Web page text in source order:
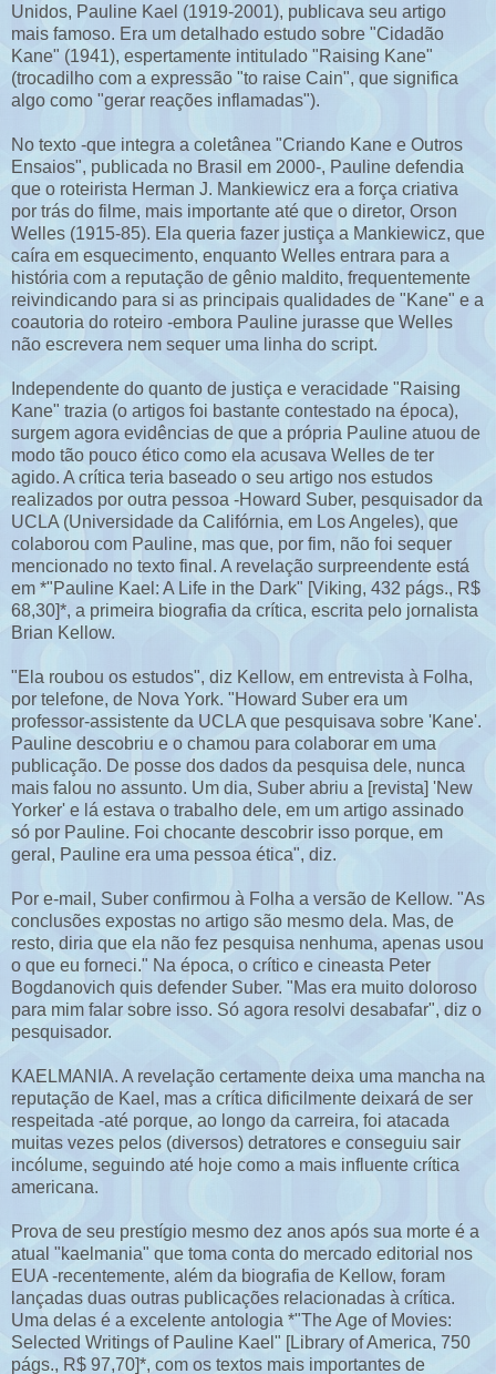
Unidos, Pauline Kael (1919-2001), publicava seu artigo
mais famoso. Era um detalhado estudo sobre "Cidadão
Kane" (1941), espertamente intitulado "Raising Kane"
(trocadilho com a expressão "to raise Cain", que significa
algo como "gerar reações inflamadas").
No texto -que integra a coletânea "Criando Kane e Outros
Ensaios", publicada no Brasil em 2000-, Pauline defendia
que o roteirista Herman J. Mankiewicz era a força criativa
por trás do filme, mais importante até que o diretor, Orson
Welles (1915-85). Ela queria fazer justiça a Mankiewicz, que
caíra em esquecimento, enquanto Welles entrara para a
história com a reputação de gênio maldito, frequentemente
reivindicando para si as principais qualidades de "Kane" e a
coautoria do roteiro -embora Pauline jurasse que Welles
não escrevera nem sequer uma linha do script.
Independente do quanto de justiça e veracidade "Raising
Kane" trazia (o artigos foi bastante contestado na época),
surgem agora evidências de que a própria Pauline atuou de
modo tão pouco ético como ela acusava Welles de ter
agido. A crítica teria baseado o seu artigo nos estudos
realizados por outra pessoa -Howard Suber, pesquisador da
UCLA (Universidade da Califórnia, em Los Angeles), que
colaborou com Pauline, mas que, por fim, não foi sequer
mencionado no texto final. A revelação surpreendente está
em *"Pauline Kael: A Life in the Dark" [Viking, 432 págs., R$
68,30]*, a primeira biografia da crítica, escrita pelo jornalista
Brian Kellow.
"Ela roubou os estudos", diz Kellow, em entrevista à Folha,
por telefone, de Nova York. "Howard Suber era um
professor-assistente da UCLA que pesquisava sobre 'Kane'.
Pauline descobriu e o chamou para colaborar em uma
publicação. De posse dos dados da pesquisa dele, nunca
mais falou no assunto. Um dia, Suber abriu a [revista] 'New
Yorker' e lá estava o trabalho dele, em um artigo assinado
só por Pauline. Foi chocante descobrir isso porque, em
geral, Pauline era uma pessoa ética", diz.
Por e-mail, Suber confirmou à Folha a versão de Kellow. "As
conclusões expostas no artigo são mesmo dela. Mas, de
resto, diria que ela não fez pesquisa nenhuma, apenas usou
o que eu forneci." Na época, o crítico e cineasta Peter
Bogdanovich quis defender Suber. "Mas era muito doloroso
para mim falar sobre isso. Só agora resolvi desabafar", diz o
pesquisador.
KAELMANIA. A revelação certamente deixa uma mancha na
reputação de Kael, mas a crítica dificilmente deixará de ser
respeitada -até porque, ao longo da carreira, foi atacada
muitas vezes pelos (diversos) detratores e conseguiu sair
incólume, seguindo até hoje como a mais influente crítica
americana.
Prova de seu prestígio mesmo dez anos após sua morte é a
atual "kaelmania" que toma conta do mercado editorial nos
EUA -recentemente, além da biografia de Kellow, foram
lançadas duas outras publicações relacionadas à crítica.
Uma delas é a excelente antologia *"The Age of Movies:
Selected Writings of Pauline Kael" [Library of America, 750
págs., R$ 97,70]*, com os textos mais importantes de